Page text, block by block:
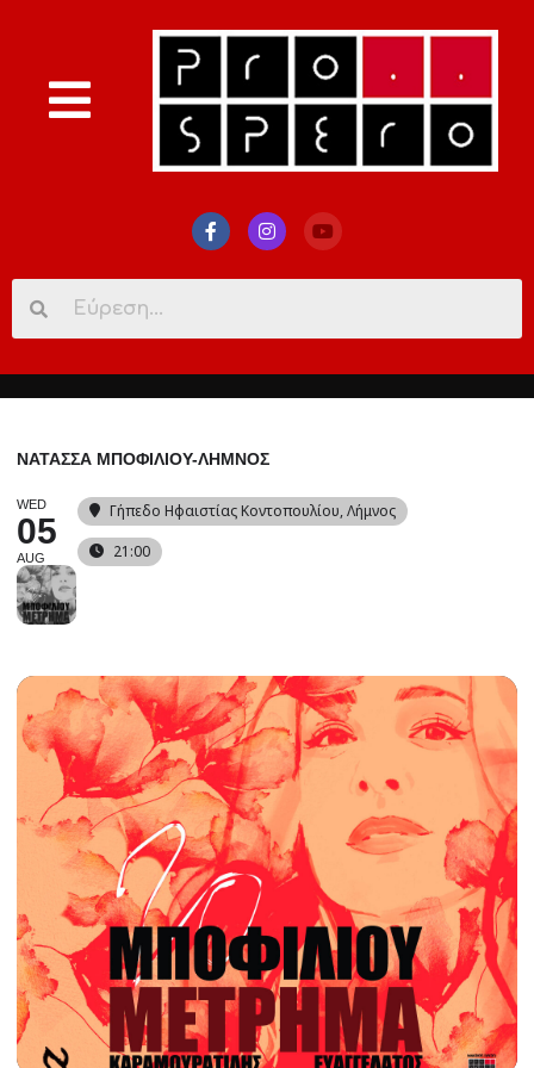
for:
ΝΑΤΑΣΣΑ ΜΠΟΦΙΛΙΟΥ-ΛΗΜΝΟΣ
WED
05
AUG
Γήπεδο Ηφαιστίας Κοντοπουλίου, Λήμνος
21:00